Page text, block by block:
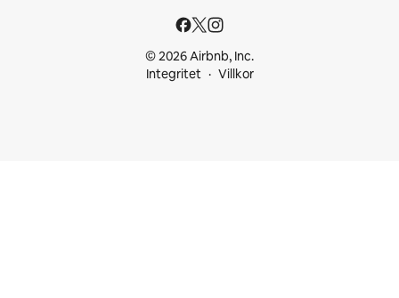
© 2026 Airbnb, Inc.
Integritet
Villkor